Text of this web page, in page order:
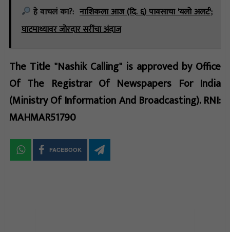
हे वाचलं का?: नाशिकला आज (दि. ६) पावसाचा 'यलो अलर्ट';
घाटमाथ्यावर जोरदार सरींचा अंदाज
The Title "Nashik Calling" is approved by Office
Of The Registrar Of Newspapers For India
(Ministry Of Information And Broadcasting). RNI:
MAHMAR51790
FACEBOOK